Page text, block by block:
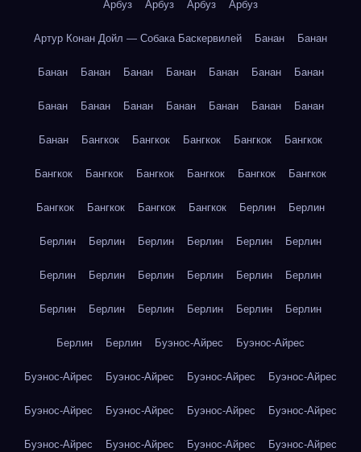
Арбуз Арбуз Арбуз Арбуз
Артур Конан Дойл — Собака Баскервилей Банан Банан
Банан Банан Банан Банан Банан Банан Банан
Банан Банан Банан Банан Банан Банан Банан
Банан Бангкок Бангкок Бангкок Бангкок Бангкок
Бангкок Бангкок Бангкок Бангкок Бангкок Бангкок
Бангкок Бангкок Бангкок Бангкок Берлин Берлин
Берлин Берлин Берлин Берлин Берлин Берлин
Берлин Берлин Берлин Берлин Берлин Берлин
Берлин Берлин Берлин Берлин Берлин Берлин
Берлин Берлин Буэнос-Айрес Буэнос-Айрес
Буэнос-Айрес Буэнос-Айрес Буэнос-Айрес Буэнос-Айрес
Буэнос-Айрес Буэнос-Айрес Буэнос-Айрес Буэнос-Айрес
Буэнос-Айрес Буэнос-Айрес Буэнос-Айрес Буэнос-Айрес